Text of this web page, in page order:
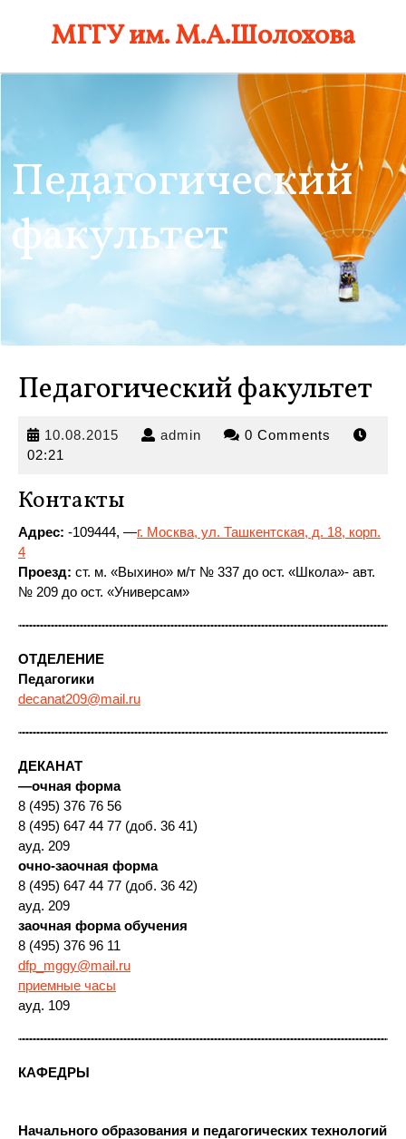
МГГУ им. М.А.Шолохова
Педагогический
факультет
Педагогический факультет
10.08.2015 10.08.2015
admin admin 0 Comments
02:21
Контакты
Адрес: -109444, —г. Москва, ул. Ташкентская, д. 18, корп.
4
Проезд: ст. м. «Выхино» м/т № 337 до ост. «Школа»- авт.
№ 209 до ост. «Универсам»
ОТДЕЛЕНИЕ
Педагогики
decanat209@mail.ru
ДЕКАНАТ
—очная форма
8 (495) 376 76 56
8 (495) 647 44 77 (доб. 36 41)
ауд. 209
очно-заочная форма
8 (495) 647 44 77 (доб. 36 42)
ауд. 209
заочная форма обучения
8 (495) 376 96 11
dfp_mggy@mail.ru
приемные часы
ауд. 109
КАФЕДРЫ
Начального образования и педагогических технологий